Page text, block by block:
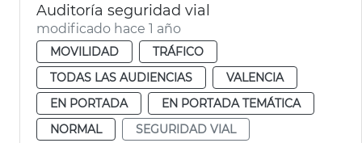
Auditoría seguridad vial
modificado hace 1 año
MOVILIDAD
TRÁFICO
TODAS LAS AUDIENCIAS
VALENCIA
EN PORTADA
EN PORTADA TEMÁTICA
NORMAL
SEGURIDAD VIAL